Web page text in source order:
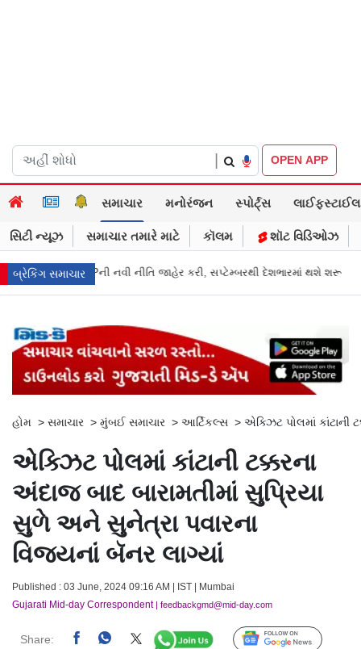
OPEN APP
સમાચાર મનોરંજન સ્પોર્ટ્સ લાઈફસ્ટાઈલ
સિટી ન્યૂઝ સમાચાર તમારે માટે કૉલમ શૉટ વિડિઓઝ
બ્રેકિંગ સમાચાર
સપ્ટેમ્બરથી દેશભારમાં થશે શરૂ તુકારામ મુંઢે On Fire: "સરકારી નિયમો
હોમ > સમાચાર > મુંબઈ સમાચાર > આર્ટિકલ્સ > એક્ઝિટ પોલમાં કાંટાની
એક્ઝિટ પોલમાં કાંટાની ટક્કરના
અંદાજ બાદ બારામતીમાં સુપ્રિયા
સુળે અને સુનેત્રા પવારના
વિજયનાં બૅનર લાગ્યાં
Published : 03 June, 2024 09:16 AM | IST | Mumbai
Gujarati Mid-day Correspondent| feedbackgmd@mid-day.com
Share: Follow Us